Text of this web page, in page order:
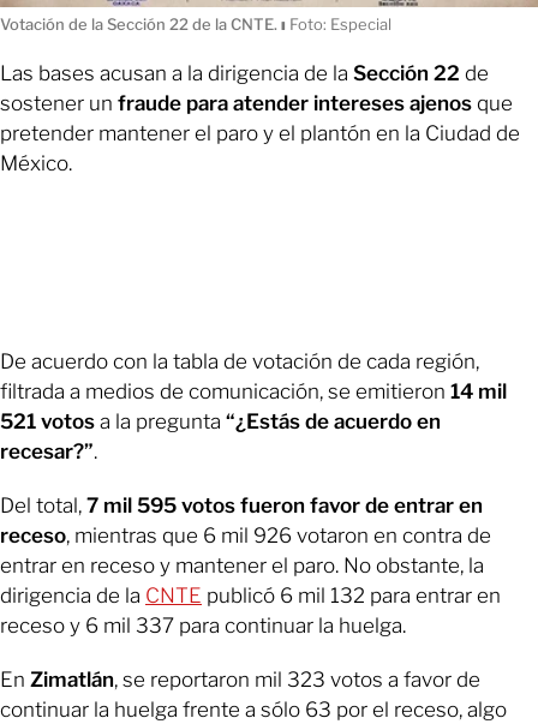
Votación de la Sección 22 de la CNTE. ı Foto: Especial
Las bases acusan a la dirigencia de la Sección 22 de
sostener un fraude para atender intereses ajenos que
pretender mantener el paro y el plantón en la Ciudad de
México.
De acuerdo con la tabla de votación de cada región,
filtrada a medios de comunicación, se emitieron 14 mil
521 votos a la pregunta “¿Estás de acuerdo en
recesar?”.
Del total, 7 mil 595 votos fueron favor de entrar en
receso, mientras que 6 mil 926 votaron en contra de
entrar en receso y mantener el paro. No obstante, la
dirigencia de la CNTE publicó 6 mil 132 para entrar en
receso y 6 mil 337 para continuar la huelga.
En Zimatlán, se reportaron mil 323 votos a favor de
continuar la huelga frente a sólo 63 por el receso, algo